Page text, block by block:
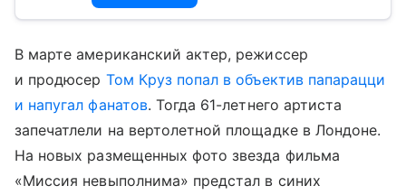
В марте американский актер, режиссер
и продюсер Том Круз попал в объектив папарацци
и напугал фанатов. Тогда 61-летнего артиста
запечатлели на вертолетной площадке в Лондоне.
На новых размещенных фото звезда фильма
«Миссия невыполнима» предстал в синих